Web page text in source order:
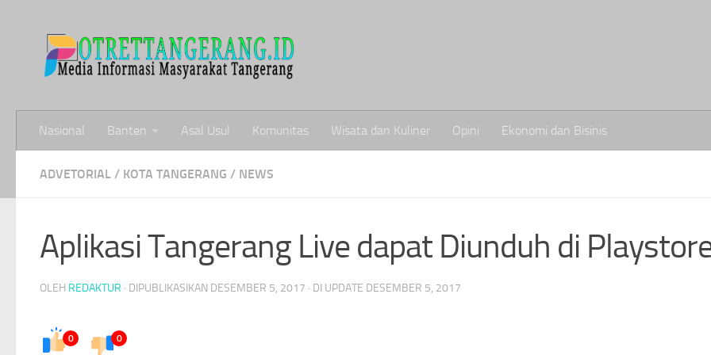
Nasional Banten Asal Usul Komunitas Wisata dan Kuliner Opini Ekonomi dan Bisinis
ADVETORIAL / KOTA TANGERANG / NEWS
Aplikasi Tangerang Live dapat Diunduh di
OLEH REDAKTUR · DIPUBLIKASIKAN DESEMBER 5, 2017 · DI UPDATE DESEMBER 5, 2017
0 0